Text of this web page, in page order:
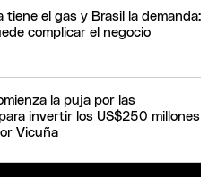
tiene el gas y Brasil la demanda:
complicar el negocio
la puja por las
invertir los US$250 millones
Vicuña